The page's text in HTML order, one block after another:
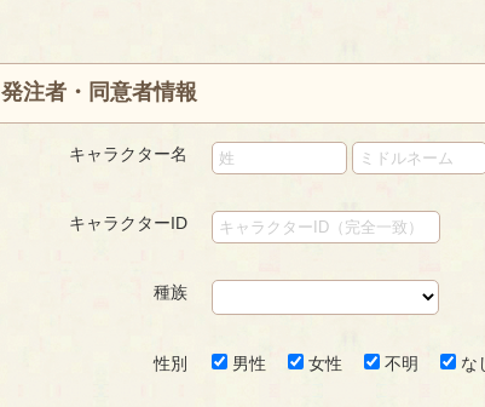
発注者・同意者情報
キャラクター名
キャラクターID
種族
性別 男性 女性 不明 な